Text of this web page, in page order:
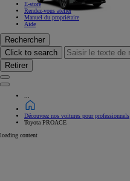
E-store
Rendez-vous atelier
Manuel du propriétaire
Aide
Rechercher
Click to search
Retirer
Découvrez nos voitures pour professionnels
Toyota PROACE
loading content